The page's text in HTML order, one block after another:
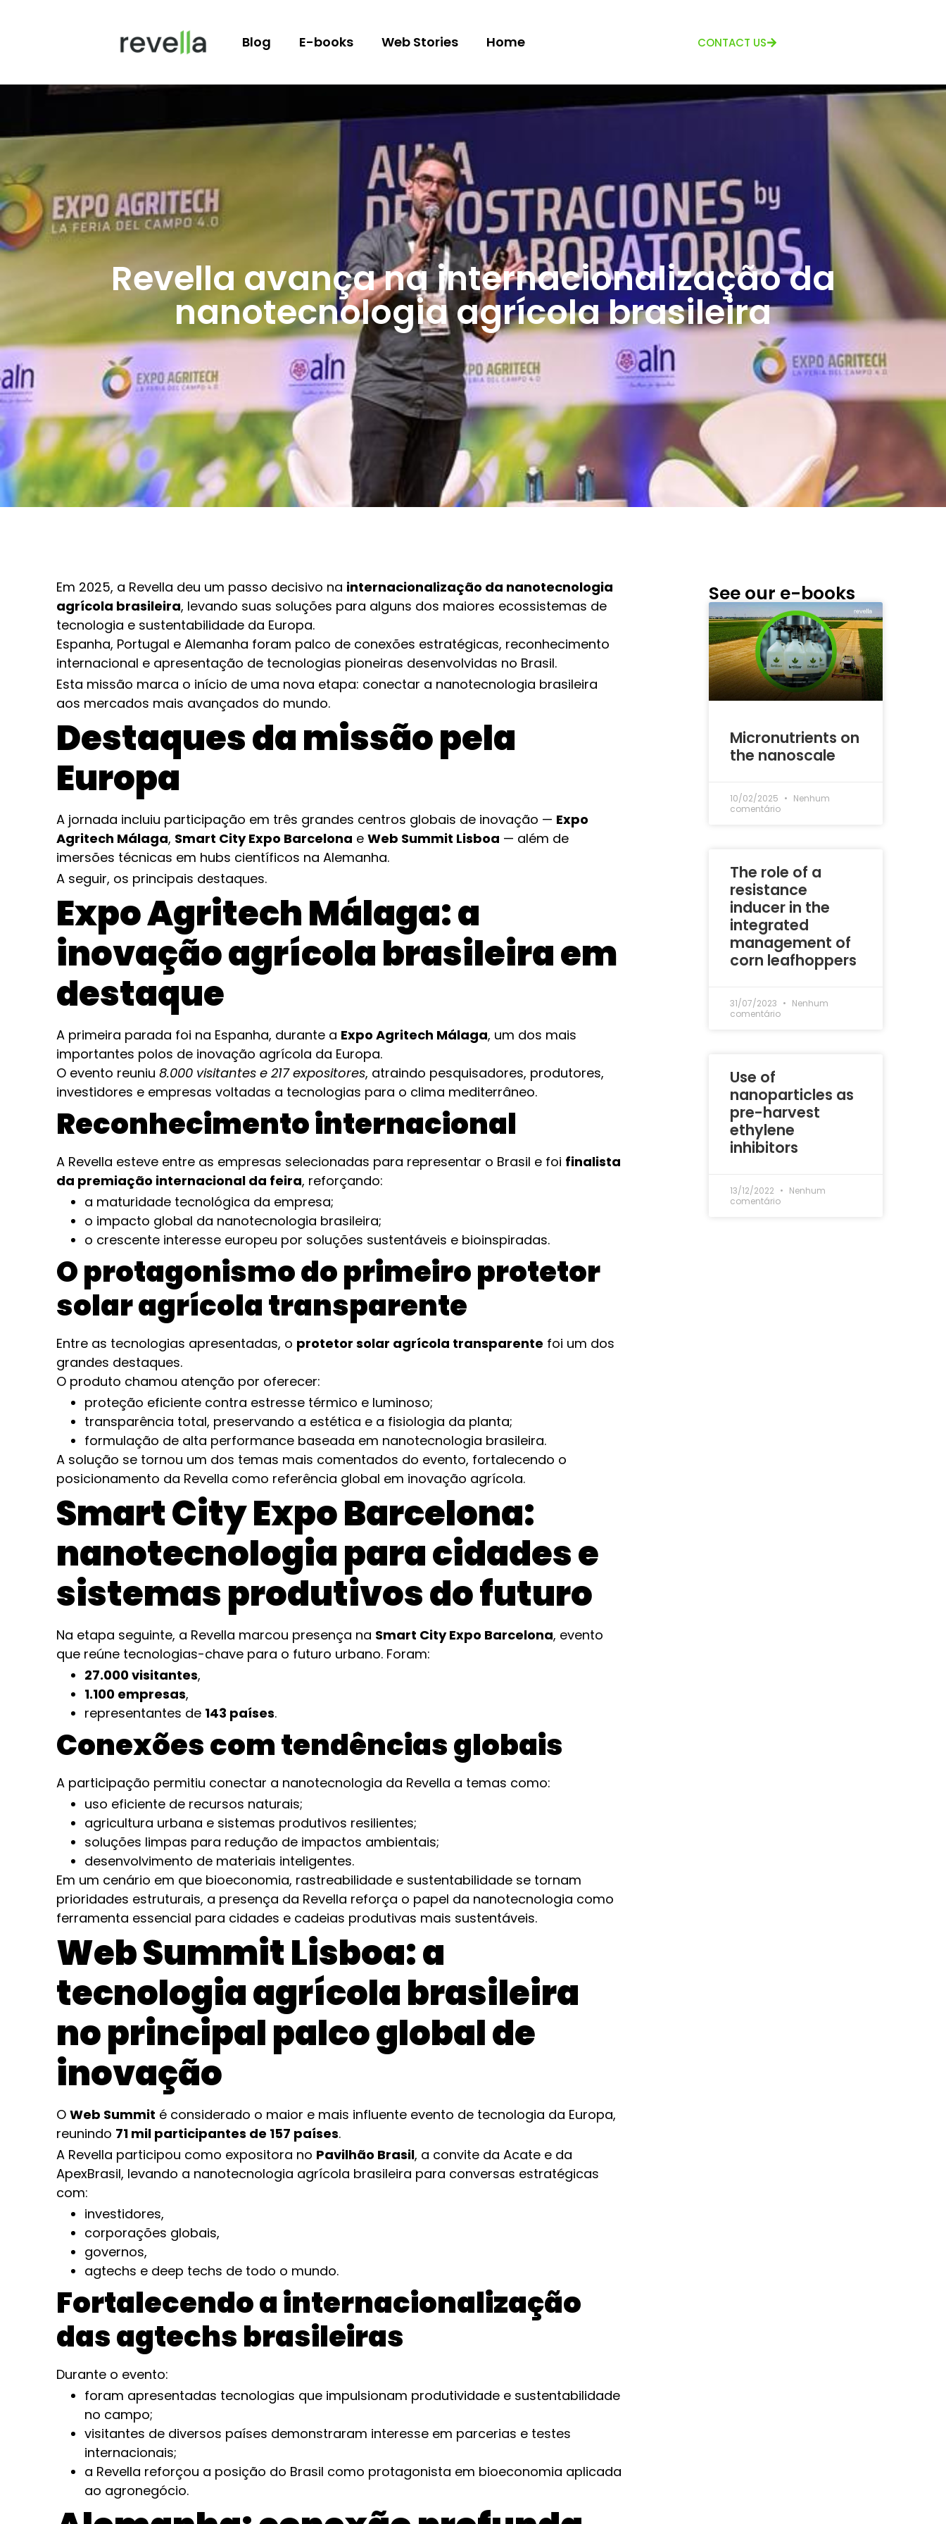
Blog E-books Web Stories Home CONTACT US
Revella avança na internacionalização da
nanotecnologia agrícola brasileira
Em 2025, a Revella deu um passo decisivo na internacionalização da nanotecnologia
agrícola brasileira, levando suas soluções para alguns dos maiores ecossistemas de
tecnologia e sustentabilidade da Europa.
Espanha, Portugal e Alemanha foram palco de conexões estratégicas, reconhecimento
internacional e apresentação de tecnologias pioneiras desenvolvidas no Brasil.
Esta missão marca o início de uma nova etapa: conectar a nanotecnologia brasileira
aos mercados mais avançados do mundo.
Destaques da missão pela
Europa
A jornada incluiu participação em três grandes centros globais de inovação — Expo
Agritech Málaga, Smart City Expo Barcelona e Web Summit Lisboa — além de
imersões técnicas em hubs científicos na Alemanha.
A seguir, os principais destaques.
Expo Agritech Málaga: a
inovação agrícola brasileira em
destaque
A primeira parada foi na Espanha, durante a Expo Agritech Málaga, um dos mais
importantes polos de inovação agrícola da Europa.
O evento reuniu 8.000 visitantes e 217 expositores, atraindo pesquisadores, produtores,
investidores e empresas voltadas a tecnologias para o clima mediterrâneo.
Reconhecimento internacional
A Revella esteve entre as empresas selecionadas para representar o Brasil e foi finalista
da premiação internacional da feira, reforçando:
a maturidade tecnológica da empresa;
o impacto global da nanotecnologia brasileira;
o crescente interesse europeu por soluções sustentáveis e bioinspiradas.
O protagonismo do primeiro protetor
solar agrícola transparente
Entre as tecnologias apresentadas, o protetor solar agrícola transparente foi um dos
grandes destaques.
O produto chamou atenção por oferecer:
proteção eficiente contra estresse térmico e luminoso;
transparência total, preservando a estética e a fisiologia da planta;
formulação de alta performance baseada em nanotecnologia brasileira.
A solução se tornou um dos temas mais comentados do evento, fortalecendo o
posicionamento da Revella como referência global em inovação agrícola.
Smart City Expo Barcelona:
nanotecnologia para cidades e
sistemas produtivos do futuro
Na etapa seguinte, a Revella marcou presença na Smart City Expo Barcelona, evento
que reúne tecnologias-chave para o futuro urbano. Foram:
27.000 visitantes,
1.100 empresas,
representantes de 143 países.
Conexões com tendências globais
A participação permitiu conectar a nanotecnologia da Revella a temas como:
uso eficiente de recursos naturais;
agricultura urbana e sistemas produtivos resilientes;
soluções limpas para redução de impactos ambientais;
desenvolvimento de materiais inteligentes.
Em um cenário em que bioeconomia, rastreabilidade e sustentabilidade se tornam
prioridades estruturais, a presença da Revella reforça o papel da nanotecnologia como
ferramenta essencial para cidades e cadeias produtivas mais sustentáveis.
Web Summit Lisboa: a
tecnologia agrícola brasileira
no principal palco global de
inovação
O Web Summit é considerado o maior e mais influente evento de tecnologia da Europa,
reunindo 71 mil participantes de 157 países.
A Revella participou como expositora no Pavilhão Brasil, a convite da Acate e da
ApexBrasil, levando a nanotecnologia agrícola brasileira para conversas estratégicas
com:
investidores,
corporações globais,
governos,
agtechs e deep techs de todo o mundo.
Fortalecendo a internacionalização
das agtechs brasileiras
Durante o evento:
foram apresentadas tecnologias que impulsionam produtividade e sustentabilidade
no campo;
visitantes de diversos países demonstraram interesse em parcerias e testes
internacionais;
a Revella reforçou a posição do Brasil como protagonista em bioeconomia aplicada
ao agronegócio.
See our e-books
Micronutrients on
the nanoscale
10/02/2025
Nenhum
comentário
The role of a
resistance
inducer in the
integrated
management of
corn leafhoppers
31/07/2023
Nenhum
comentário
Use of
nanoparticles as
pre-harvest
ethylene
inhibitors
13/12/2022
Nenhum
comentário